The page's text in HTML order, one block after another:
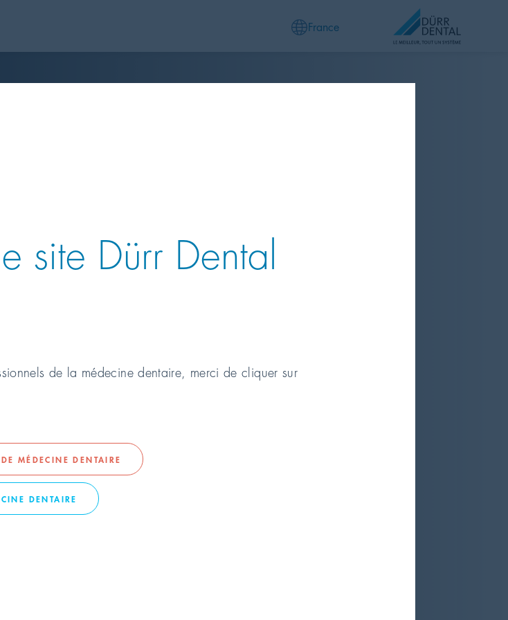
France
rapide perfume-
site Dürr Dental
de la médecine dentaire, merci de cliquer sur
MÉDECINE DENTAIRE
DENTAIRE